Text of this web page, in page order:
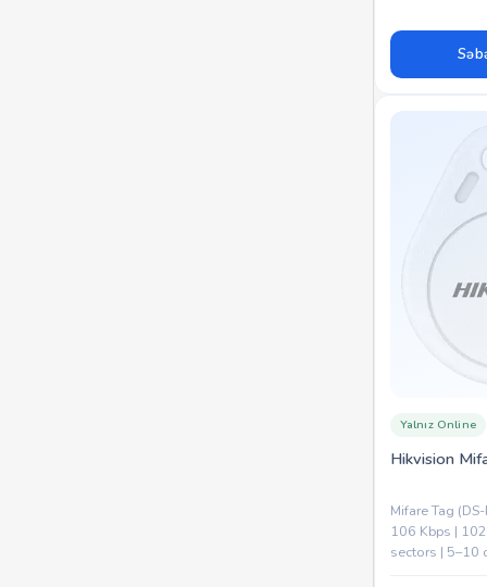
Hikvision
Yalnız Online
Mifare Tag
106 Kbps |
sectors | 5–10